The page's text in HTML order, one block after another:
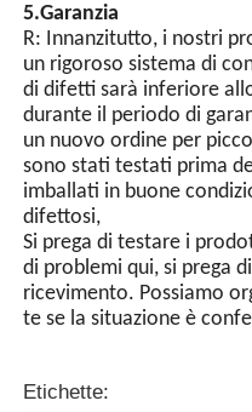
5.Garanzia
R: Innanzitutto, i nostri
un rigoroso sistema di
di difetti sarà inferiore
durante il periodo di
un nuovo ordine per
sono stati testati prima
imballati in buone
difettosi,
Si prega di testare i
di problemi qui, si prega
ricevimento. Possiamo
te se la situazione è
Etichette: